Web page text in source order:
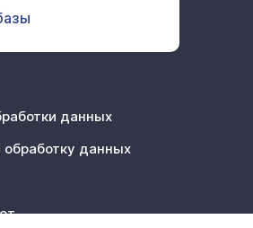
данных
обработку данных